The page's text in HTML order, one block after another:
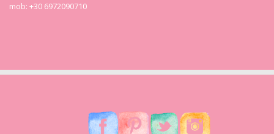
mob: +30 6972090710